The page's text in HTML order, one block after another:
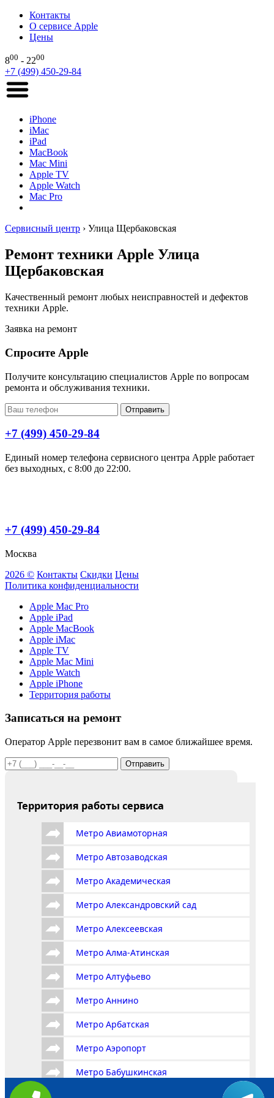
Контакты
О сервисе Apple
Цены
800 - 2200
+7 (499) 450-29-84
iPhone
iMac
iPad
MacBook
Mac Mini
Apple TV
Apple Watch
Mac Pro
Сервисный центр › Улица Щербаковская
Ремонт техники Apple Улица
Щербаковская
Качественный ремонт любых неисправностей и дефектов
техники Apple.
Заявка на ремонт
Спросите Apple
Получите консультацию специалистов Apple по вопросам
ремонта и обслуживания техники.
Отправить
+7 (499) 450-29-84
Единый номер телефона сервисного центра Apple работает
без выходных, с 8:00 до 22:00.
+7 (499) 450-29-84
Москва
2026 © Контакты Скидки Цены
Политика конфиденциальности
Apple Mac Pro
Apple iPad
Apple MacBook
Apple iMac
Apple TV
Apple Mac Mini
Apple Watch
Apple iPhone
Территория работы
Записаться на ремонт
Оператор Apple перезвонит вам в самое ближайшее время.
Отправить
Территория работы сервиса
Метро Авиамоторная
Метро Автозаводская
Метро Академическая
Метро Александровский сад
Метро Алексеевская
Метро Алма-Атинская
Метро Алтуфьево
Метро Аннино
Метро Арбатская
Метро Аэропорт
Метро Бабушкинская